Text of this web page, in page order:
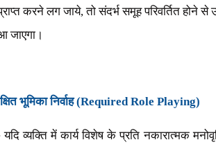
करने लग जाये,तो संदर्भ समूह परिवर्तित होने से
जाएगा।
भूमिका निर्वाह (Required Role Playing)
यदि व्यक्ति में कार्य विशेष के प्रति नकारात्मक